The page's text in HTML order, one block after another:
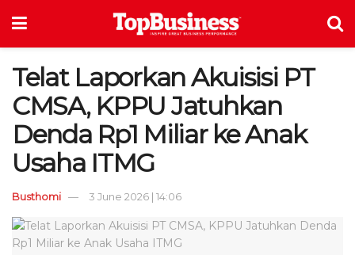
Telat Laporkan Akuisisi PT
CMSA, KPPU Jatuhkan
Denda Rp1 Miliar ke Anak
Usaha ITMG
Busthomi 3 June 2026 | 14:06